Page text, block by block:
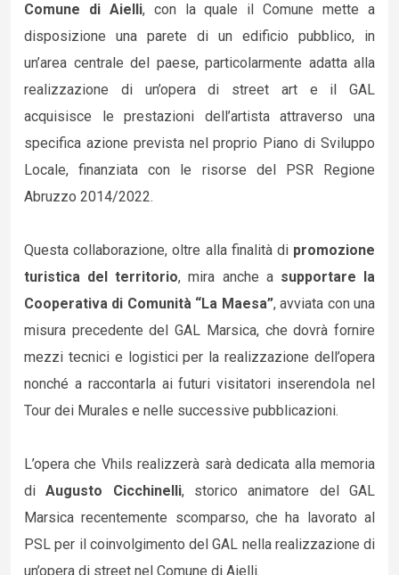
Comune di Aielli, con la quale il Comune mette a
disposizione una parete di un edificio pubblico, in
un’area centrale del paese, particolarmente adatta alla
realizzazione di un’opera di street art e il GAL
acquisisce le prestazioni dell’artista attraverso una
specifica azione prevista nel proprio Piano di Sviluppo
Locale, finanziata con le risorse del PSR Regione
Abruzzo 2014/2022.
Questa collaborazione, oltre alla finalità di promozione
turistica del territorio, mira anche a supportare la
Cooperativa di Comunità “La Maesa”, avviata con una
misura precedente del GAL Marsica, che dovrà fornire
mezzi tecnici e logistici per la realizzazione dell’opera
nonché a raccontarla ai futuri visitatori inserendola nel
Tour dei Murales e nelle successive pubblicazioni.
L’opera che Vhils realizzerà sarà dedicata alla memoria
diAugusto Cicchinelli, storico animatore del GAL
Marsica recentemente scomparso, che ha lavorato al
PSL per il coinvolgimento del GAL nella realizzazione di
un’opera di street nel Comune di Aielli.